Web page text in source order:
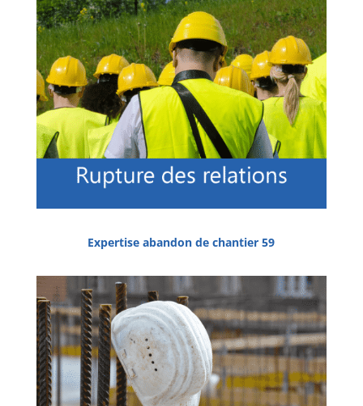
Expertise abandon de chantier 59